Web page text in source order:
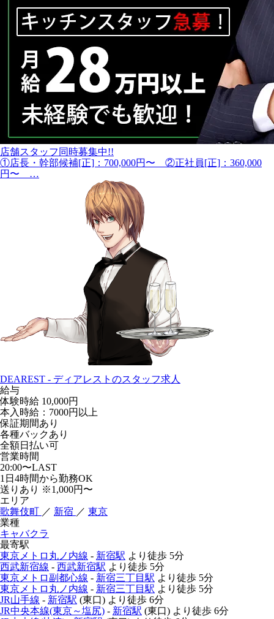
店舗スタッフ同時募集中!!
①店長・幹部候補[正]：700,000円〜 ②正社員[正]：360,000
円〜 …
DEAREST - ディアレストのスタッフ求人
給与
体験時給 10,000円
本入時給：7000円以上
保証期間あり
各種バックあり
全額日払い可
営業時間
20:00〜LAST
1日4時間から勤務OK
送りあり ※1,000円〜
エリア
歌舞伎町 ／ 新宿 ／ 東京
業種
キャバクラ
最寄駅
東京メトロ丸ノ内線 - 新宿駅 より徒歩 5分
西武新宿線 - 西武新宿駅 より徒歩 5分
東京メトロ副都心線 - 新宿三丁目駅 より徒歩 5分
東京メトロ丸ノ内線 - 新宿三丁目駅 より徒歩 5分
JR山手線 - 新宿駅 (東口) より徒歩 6分
JR中央本線(東京～塩尻) - 新宿駅 (東口) より徒歩 6分